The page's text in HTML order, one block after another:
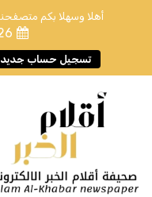
أهلا وسهلا بكم
تسجيل حساب جديد